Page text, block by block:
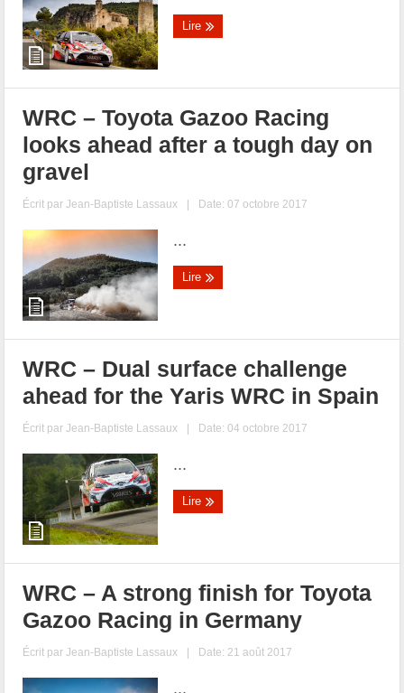
Lire
WRC – Toyota Gazoo Racing
looks ahead after a tough day on
gravel
Écrit parJean-Baptiste Lassaux | Date: 07 octobre 2017
...
Lire
WRC – Dual surface challenge
ahead for the Yaris WRC in Spain
Écrit parJean-Baptiste Lassaux | Date: 04 octobre 2017
...
Lire
WRC – A strong finish for Toyota
Gazoo Racing in Germany
Écrit parJean-Baptiste Lassaux | Date: 21 août 2017
...